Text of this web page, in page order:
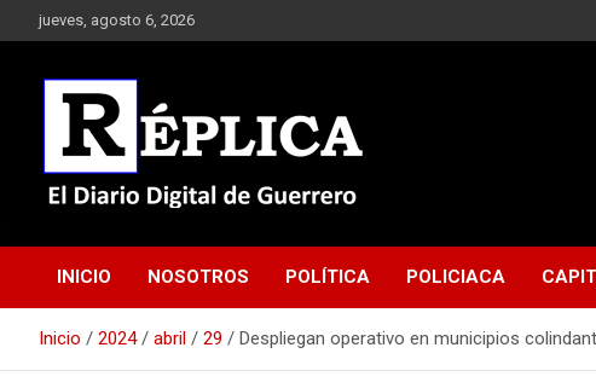
Saltar
al
jueves, agosto 6, 2026
Réplica
INICIO NOSOTROS POLÍTICA POLICIACA
Inicio 2024 abril 29 Despliegan operativo en municipios